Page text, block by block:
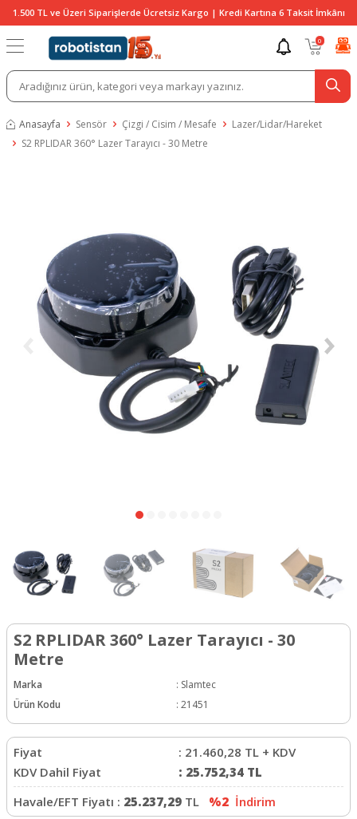
1.500 TL ve Üzeri Siparişlerde Ücretsiz Kargo | Kredi Kartına 6 Taksit İmkânı
0
Anasayfa Sensör Çizgi / Cisim / Mesafe
Lazer/Lidar/Hareket
S2 RPLIDAR 360° Lazer Tarayıcı - 30 Metre
S2 RPLIDAR 360° Lazer Tarayıcı - 30
Metre
Marka : Slamtec
Ürün Kodu
: 21451
Fiyat : 21.460,28 TL + KDV
KDV Dahil Fiyat
: 25.752,34 TL
Havale/EFT Fiyatı : 25.237,29 TL %2 İndirim